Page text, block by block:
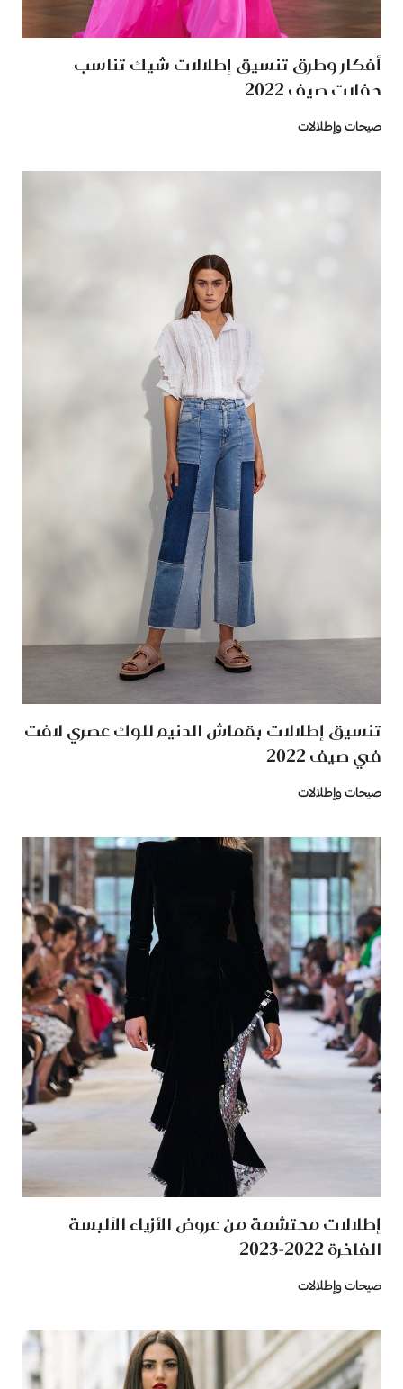
أفكار وطرق تنسيق إطلالات شيك تناسب
حفلات صيف 2022
صيحات وإطلالات
تنسيق إطلالات بقماش الدنيم للوك عصري لافت
في صيف 2022
صيحات وإطلالات
إطلالات محتشمة من عروض الأزياء الألبسة
الفاخرة 2022-2023
صيحات وإطلالات